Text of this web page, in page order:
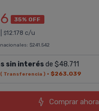
35% OFF
$12.178 c/u
$241.542
sin interésde $48.711
( Transferencia )· $263.039
Comprar ahora